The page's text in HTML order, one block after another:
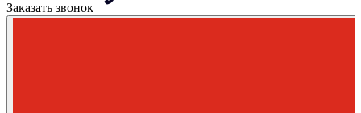
Заказать звонок